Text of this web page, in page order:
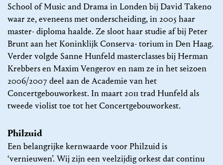
School of Music and Drama in Londen bij David Takeno
waar ze, eveneens met onderscheiding, in 2005 haar
master- diploma haalde. Ze sloot haar studie af bij Peter
Brunt aan het Koninklijk Conserva- torium in Den Haag.
Verder volgde Sanne Hunfeld masterclasses bij Herman
Krebbers en Maxim Vengerov en nam ze in het seizoen
2006/2007 deel aan de Academie van het
Concertgebouworkest. In maart 2011 trad Hunfeld als
tweede violist toe tot het Concertgebouworkest.
Philzuid
Een belangrijke kernwaarde voor Philzuid is
‘vernieuwen’. Wij zijn een veelzijdig orkest dat continu